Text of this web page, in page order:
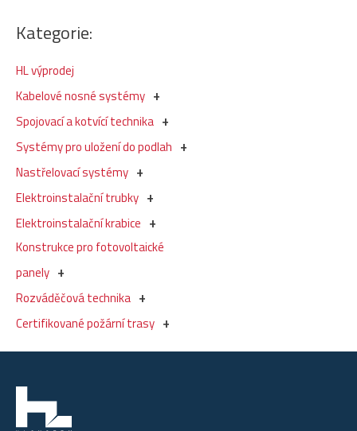
Kategorie:
HL výprodej
Kabelové nosné systémy
Spojovací a kotvící technika
Systémy pro uložení do podlah
Nastřelovací systémy
Elektroinstalační trubky
Elektroinstalační krabice
Konstrukce pro fotovoltaické
panely
Rozváděčová technika
Certifikované požární trasy